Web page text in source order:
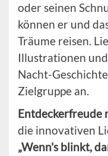
oder seinen
können er und
Träume reisen.
Illustrationen
Nacht-
Zielgruppe an.
Entdeckerfreude
die innovativen
„Wenn's blinkt,